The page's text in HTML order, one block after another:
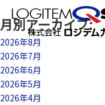
索:
月別アーカイブ:
2026年8月
2026年7月
2026年6月
2026年5月
2026年4月